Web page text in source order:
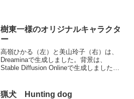
在...
樹東一様のオリジナルキャラクタ
ー
高嶺ひかる（左）と美山玲子（右）は、
Dreaminaで生成しました。背景は、
Stable Diffusion Onlineで生成しました。
ャラクター原案は、樹東一様です...
猟犬 Hunting dog